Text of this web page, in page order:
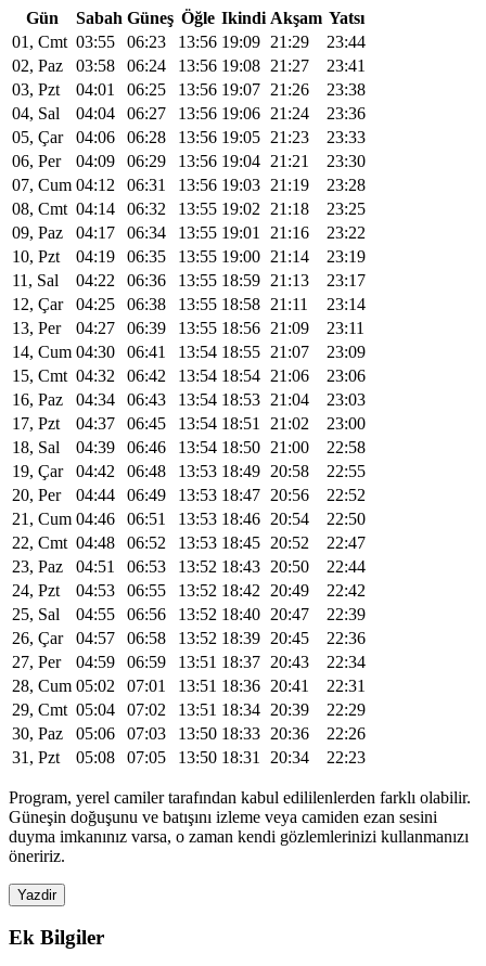
Gün Sabah Güneş Öğle Ikindi Akşam Yatsı
01, Cmt 03:55 06:23 13:56 19:09 21:29
23:44
02, Paz
03:58 06:24 13:56 19:08 21:27
23:41
03, Pzt
04:01 06:25 13:56 19:07 21:26
23:38
04, Sal
04:04 06:27 13:56 19:06 21:24
23:36
05, Çar
04:06 06:28 13:56 19:05 21:23
23:33
06, Per
04:09 06:29 13:56 19:04 21:21
23:30
07, Cum 04:12 06:31 13:56 19:03 21:19
23:28
08, Cmt 04:14 06:32 13:55 19:02 21:18
23:25
09, Paz
04:17 06:34 13:55 19:01 21:16
23:22
10, Pzt
04:19 06:35 13:55 19:00 21:14
23:19
11, Sal
04:22 06:36 13:55 18:59 21:13
23:17
12, Çar
04:25 06:38 13:55 18:58 21:11
23:14
13, Per
04:27 06:39 13:55 18:56 21:09
23:11
14, Cum 04:30 06:41 13:54 18:55 21:07
23:09
15, Cmt 04:32 06:42 13:54 18:54 21:06
23:06
16, Paz
04:34 06:43 13:54 18:53 21:04
23:03
17, Pzt
04:37 06:45 13:54 18:51 21:02
23:00
18, Sal
04:39 06:46 13:54 18:50 21:00
22:58
19, Çar
04:42 06:48 13:53 18:49 20:58
22:55
20, Per
04:44 06:49 13:53 18:47 20:56
22:52
21, Cum 04:46 06:51 13:53 18:46 20:54
22:50
22, Cmt 04:48 06:52 13:53 18:45 20:52
22:47
23, Paz
04:51 06:53 13:52 18:43 20:50
22:44
24, Pzt
04:53 06:55 13:52 18:42 20:49
22:42
25, Sal
04:55 06:56 13:52 18:40 20:47
22:39
26, Çar
04:57 06:58 13:52 18:39 20:45
22:36
27, Per
04:59 06:59 13:51 18:37 20:43
22:34
28, Cum 05:02 07:01 13:51 18:36 20:41
22:31
29, Cmt 05:04 07:02 13:51 18:34 20:39
22:29
30, Paz
05:06 07:03 13:50 18:33 20:36
22:26
31, Pzt
05:08 07:05 13:50 18:31 20:34 22:23
Program, yerel camiler tarafından kabul edililenlerden farklı olabilir.
Güneşin doğuşunu ve batışını izleme veya camiden ezan sesini
duyma imkanınız varsa, o zaman kendi gözlemlerinizi kullanmanızı
öneririz.
Yazdir
Ek Bilgiler